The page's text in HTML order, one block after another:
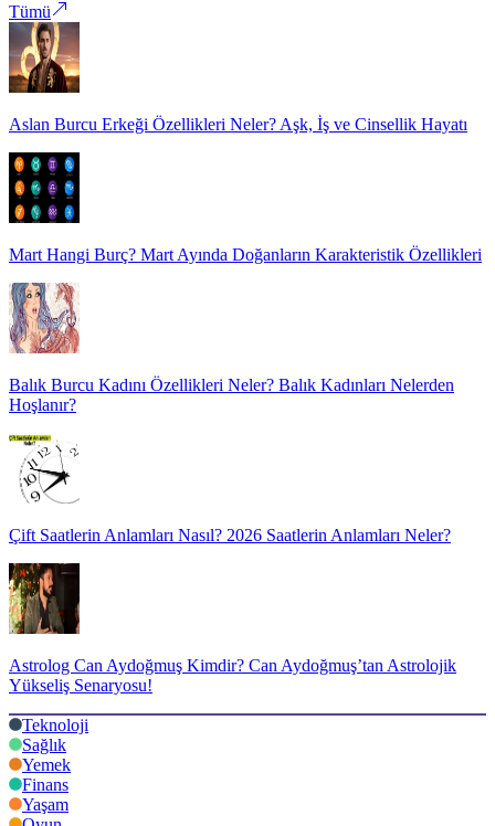
Tümü
Aslan Burcu Erkeği Özellikleri Neler? Aşk, İş ve Cinsellik Hayatı
Mart Hangi Burç? Mart Ayında Doğanların Karakteristik Özellikleri
Balık Burcu Kadını Özellikleri Neler? Balık Kadınları Nelerden
Hoşlanır?
Çift Saatlerin Anlamları Nasıl? 2026 Saatlerin Anlamları Neler?
Astrolog Can Aydoğmuş Kimdir? Can Aydoğmuş’tan Astrolojik
Yükseliş Senaryosu!
Teknoloji
Sağlık
Yemek
Finans
Yaşam